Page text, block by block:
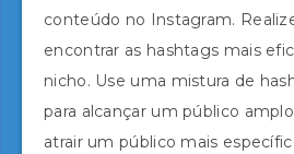
conteúdo no Instagram.
encontrar as hashtags mais
nicho. Use uma mistura de
para alcançar um público
atrair um público mais